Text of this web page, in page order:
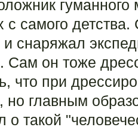
гуманного
с самого
и снаряжал
Сам он тоже
что при
но главным
о такой